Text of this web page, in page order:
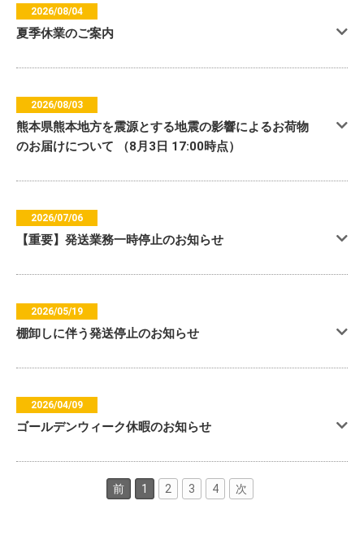
2026/08/04
夏季休業のご案内
2026/08/03
熊本県熊本地方を震源とする地震の影響によるお荷物
のお届けについて （8月3日 17:00時点）
2026/07/06
【重要】発送業務一時停止のお知らせ
2026/05/19
棚卸しに伴う発送停止のお知らせ
2026/04/09
ゴールデンウィーク休暇のお知らせ
前 1 2 3 4 次